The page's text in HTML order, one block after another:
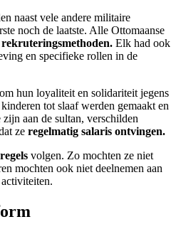
naast vele andere militaire
noch de laatste. Alle Ottomaanse
Elk had ook
en specifieke rollen in de
hun loyaliteit en solidariteit jegens
tot slaaf werden gemaakt en
aan de sultan, verschilden
ze regelmatig salaris ontvingen.
volgen. Zo mochten ze niet
mochten ook niet deelnemen aan